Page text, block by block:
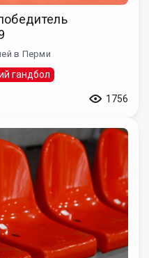
в Перми
гандбол
1756